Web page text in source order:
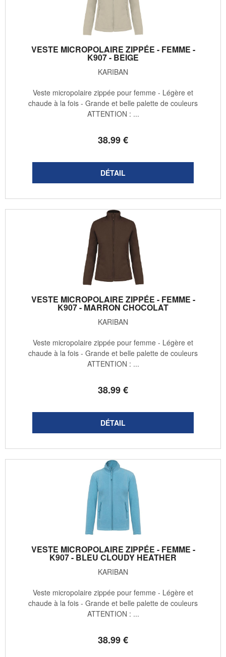
VESTE MICROPOLAIRE ZIPPÉE - FEMME -
K907 - BEIGE
KARIBAN
38.99€
Veste micropolaire zippée pour femme - Légère et
chaude à la fois - Grande et belle palette de couleurs
ATTENTION : ...
VESTE MICROPOLAIRE ZIPPÉE - FEMME -
K907 - MARRON CHOCOLAT
KARIBAN
38.99€
Veste micropolaire zippée pour femme - Légère et
chaude à la fois - Grande et belle palette de couleurs
ATTENTION : ...
VESTE MICROPOLAIRE ZIPPÉE - FEMME -
K907 - BLEU CLOUDY HEATHER
KARIBAN
38.99€
Veste micropolaire zippée pour femme - Légère et
chaude à la fois - Grande et belle palette de couleurs
ATTENTION : ...